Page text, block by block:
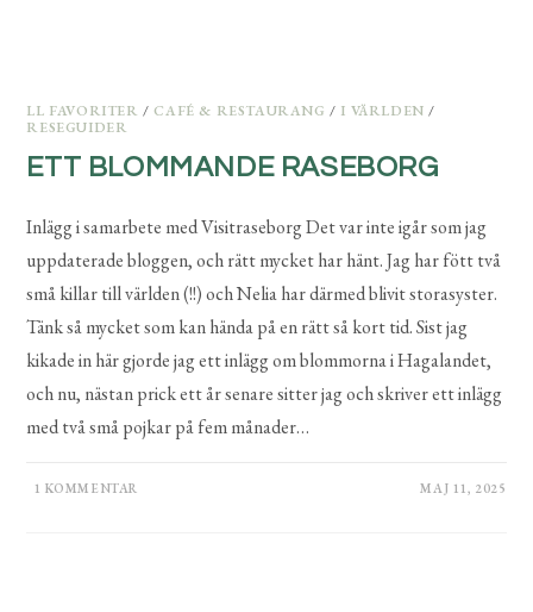
LL FAVORITER / CAFÉ & RESTAURANG / I VÄRLDEN /
RESEGUIDER
ETT BLOMMANDE RASEBORG
Inlägg i samarbete med Visitraseborg Det var inte igår som jag
uppdaterade bloggen, och rätt mycket har hänt. Jag har fött två
små killar till världen (!!) och Nelia har därmed blivit storasyster.
Tänk så mycket som kan hända på en rätt så kort tid. Sist jag
kikade in här gjorde jag ett inlägg om blommorna i Hagalandet,
och nu, nästan prick ett år senare sitter jag och skriver ett inlägg
med två små pojkar på fem månader…
1 KOMMENTAR MAJ 11, 2025